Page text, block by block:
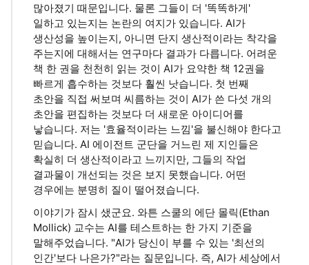
많아졌기 때문입니다. 물론 그들이 더 '똑똑하게'
일하고 있는지는 논란의 여지가 있습니다. AI가
생산성을 높이는지, 아니면 단지 생산적이라는 착각을
주는지에 대해서는 연구마다 결과가 다릅니다. 어려운
책 한 권을 천천히 읽는 것이 AI가 요약한 책 12권을
빠르게 흡수하는 것보다 훨씬 낫습니다. 첫 번째
초안을 직접 써보며 씨름하는 것이 AI가 쓴 다섯 개의
초안을 편집하는 것보다 더 새로운 아이디어를
낳습니다. 저는 '효율적이라는 느낌'을 불신해야 한다고
믿습니다. AI 에이전트 군단을 거느린 제 지인들은
확실히 더 생산적이라고 느끼지만, 그들의 작업
결과물이 개선되는 것은 보지 못했습니다. 어떤
경우에는 분명히 질이 떨어졌습니다.
이야기가 잠시 샜군요. 와튼 스쿨의 에단 몰릭(Ethan
Mollick) 교수는 AI를 테스트하는 한 가지 기준을
말해주었습니다. "AI가 당신이 부를 수 있는 '최선의
인간'보다 나은가?"라는 질문입니다. 즉, AI가 세상에서